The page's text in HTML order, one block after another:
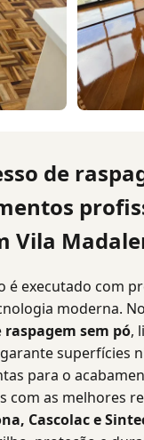
de
Vila
é executado com
moderna.
raspagem sem pó,
superfícies
para o
com as melhores
Cascolac e